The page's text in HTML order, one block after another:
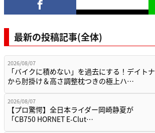
最新の投稿記事(全体)
2026/08/07
「バイクに積めない」を過去にする！デイトナ
から肘掛け＆高さ調整枕つきの極上ハ…
2026/08/07
【プロ驚愕】全日本ライダー岡崎静夏が
「CB750 HORNET E-Clut…